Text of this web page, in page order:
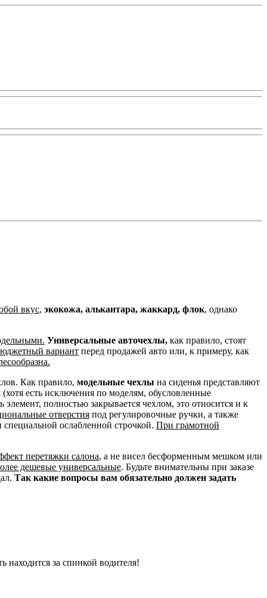
вкус, экокожа, алькантара, жаккард, флок, однако
Универсальные авточехлы, как правило, стоят
вариант перед продажей авто или, к примеру, как
Как правило, модельные чехлы на сиденья представляют
(хотя есть исключения по моделям, обусловленные
элемент, полностью закрывается чехлом, это относится и к
отверстия под регулировочные ручки, а также
ослабленной строчкой. При грамотной
перетяжки салона, а не висел бесформенным мешком или
дешевые универсальные. Будьте внимательны при заказе
Так какие вопросы вам обязательно должен задать
находится за спинкой водителя!